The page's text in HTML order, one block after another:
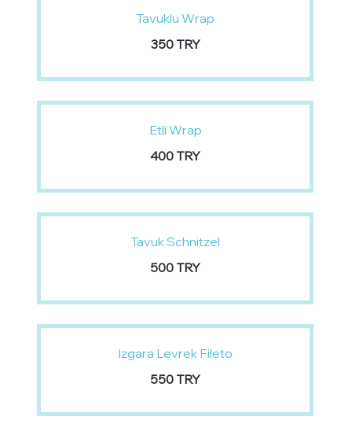
Tavuklu Wrap
‏350 TRY
Etli Wrap
‏400 TRY
Tavuk Schnitzel
‏500 TRY
Izgara Levrek Fileto
‏550 TRY